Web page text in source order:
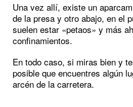
Una vez allí, existe un
de la presa y otro abajo, en el
suelen estar «petaos» y más
confinamientos.
En todo caso, si miras bien y
posible que encuentres algún
arcén de la carretera.